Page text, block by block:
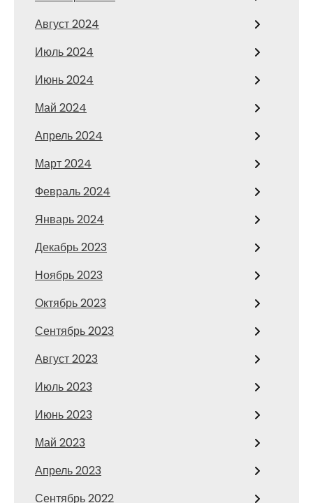
Август 2024
Июль 2024
Июнь 2024
Май 2024
Апрель 2024
Март 2024
Февраль 2024
Январь 2024
Декабрь 2023
Ноябрь 2023
Октябрь 2023
Сентябрь 2023
Август 2023
Июль 2023
Июнь 2023
Май 2023
Апрель 2023
Сентябрь 2022